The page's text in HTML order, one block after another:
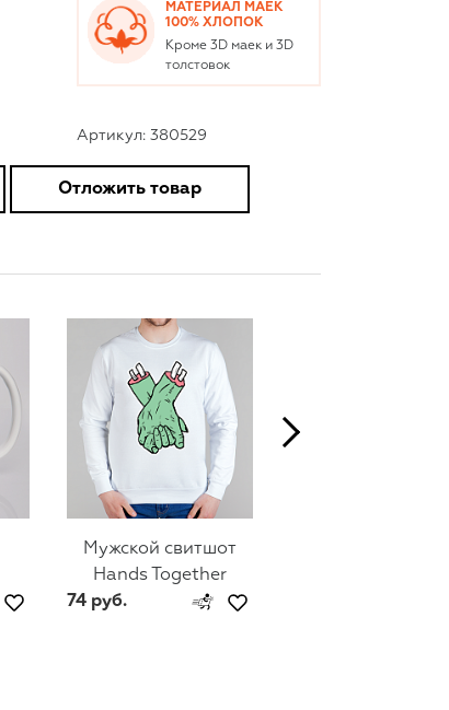
МАТЕРИАЛ МАЕК
100% ХЛОПОК
Кроме 3D маек и 3D
толстовок
Артикул: 380529
Отложить товар
Мужской свитшот
Hands Together
74 руб.